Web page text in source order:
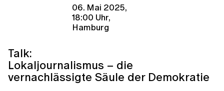
06. Mai 2025,
18:00 Uhr,
Hamburg
Talk:
Lokaljournalismus – die
vernachlässigte Säule der Demokratie